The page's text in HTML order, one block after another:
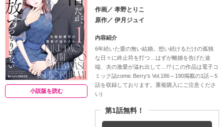
小説版を読む
作画／ 孝野とりこ
原作／ 伊月ジュイ
内容紹介
6年続いた愛の無い結婚。想い続けるだけの孤独
な日々に終止符を打つ…はずが離婚を告げた途
端、夫の激愛が溢れ出して…!? (この作品は電子コ
ミック誌comic Berry's Vol.186～190掲載の1話～5
話を収録しております。重複購入にご注意くださ
い)
第1話無料！